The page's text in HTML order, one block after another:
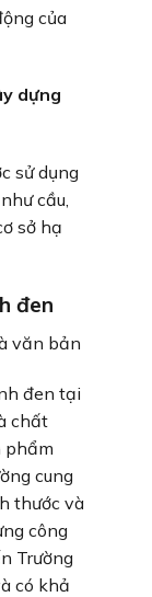
của
dựng
sử dụng
cầu,
sở hạ
đen
đen tại
chất
phẩm
cung
thước và
công
Trường
có khả